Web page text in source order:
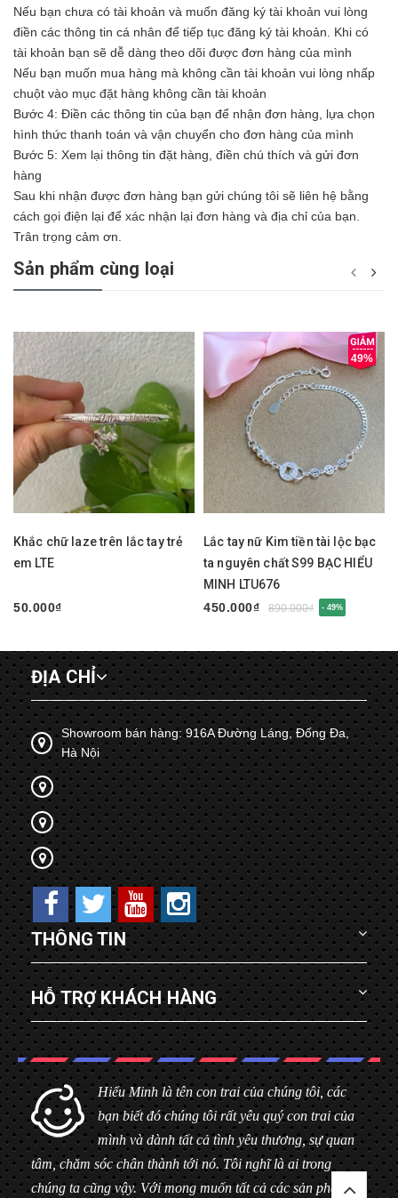
Nếu bạn chưa có tài khoản và muốn đăng ký tài khoản vui lòng
điền các thông tin cá nhân để tiếp tục đăng ký tài khoản. Khi có
tài khoản bạn sẽ dễ dàng theo dõi được đơn hàng của mình
Nếu bạn muốn mua hàng mà không cần tài khoản vui lòng nhấp
chuột vào mục đặt hàng không cần tài khoản
Bước 4: Điền các thông tin của bạn để nhận đơn hàng, lựa chọn
hình thức thanh toán và vận chuyển cho đơn hàng của mình
Bước 5: Xem lại thông tin đặt hàng, điền chú thích và gửi đơn
hàng
Sau khi nhận được đơn hàng bạn gửi chúng tôi sẽ liên hệ bằng
cách gọi điện lại để xác nhận lại đơn hàng và địa chỉ của bạn.
Trân trọng cảm ơn.
Sản phẩm cùng loại
Khắc chữ laze trên lắc tay trẻ
em LTE
50.000₫
49%
Lắc tay nữ Kim tiền tài lộc bạc
ta nguyên chất S99 BẠC HIỂU
MINH LTU676
450.000₫
890.000₫ - 49%
ĐỊA CHỈ
Showroom bán hàng: 916A Đường Láng, Đống Đa,
Hà Nội
THÔNG TIN
HỖ TRỢ KHÁCH HÀNG
Hiểu Minh là tên con trai của chúng tôi, các
bạn biết đó chúng tôi rất yêu quý con trai của
mình và dành tất cả tình yêu thương, sự quan
tâm, chăm sóc chân thành tới nó. Tôi nghĩ là ai trong
chúng ta cũng vậy. Với mong muốn tất cả các sản phẩm